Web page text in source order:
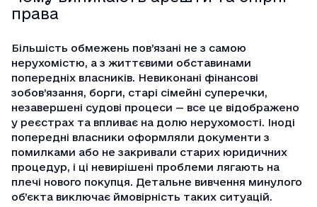
права
Більшість обмежень пов’язані не з самою
нерухомістю, а з життєвими обставинами
попередніх власників. Невиконані фінансові
зобов’язання, борги, старі сімейні суперечки,
незавершені судові процеси — все це відображено
у реєстрах та впливає на долю нерухомості. Іноді
попередні власники оформляли документи з
помилками або не закривали старих юридичних
процедур, і ці невирішені проблеми лягають на
плечі нового покупця. Детальне вивчення минулого
об’єкта виключає ймовірність таких ситуацій.